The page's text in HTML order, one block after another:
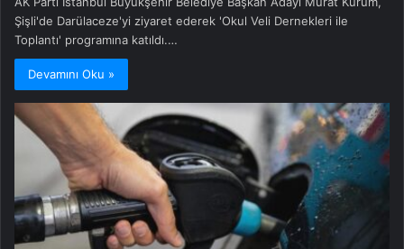
Şişli'de Darülaceze'yi ziyaret ederek 'Okul Veli Dernekleri ile
Toplantı' programına katıldı.…
Devamını Oku »